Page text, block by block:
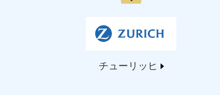
メディケア生命保険株式会社（https://
■少額短期保険
株式会社アシロ少額短期保険 (https://
SBIリスタ少額短期保険会社 (https://
チューリッヒ